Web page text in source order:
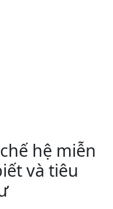
hệ miễn
và tiêu